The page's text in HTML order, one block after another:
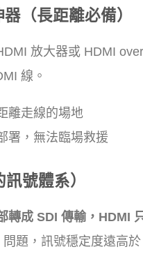
（長距離必備）
放大器或 HDMI
線。
離走線的場地
署，無法臨場救援
號體系）
轉成 SDI 傳輸，HDMI
題，訊號穩定度遠高於